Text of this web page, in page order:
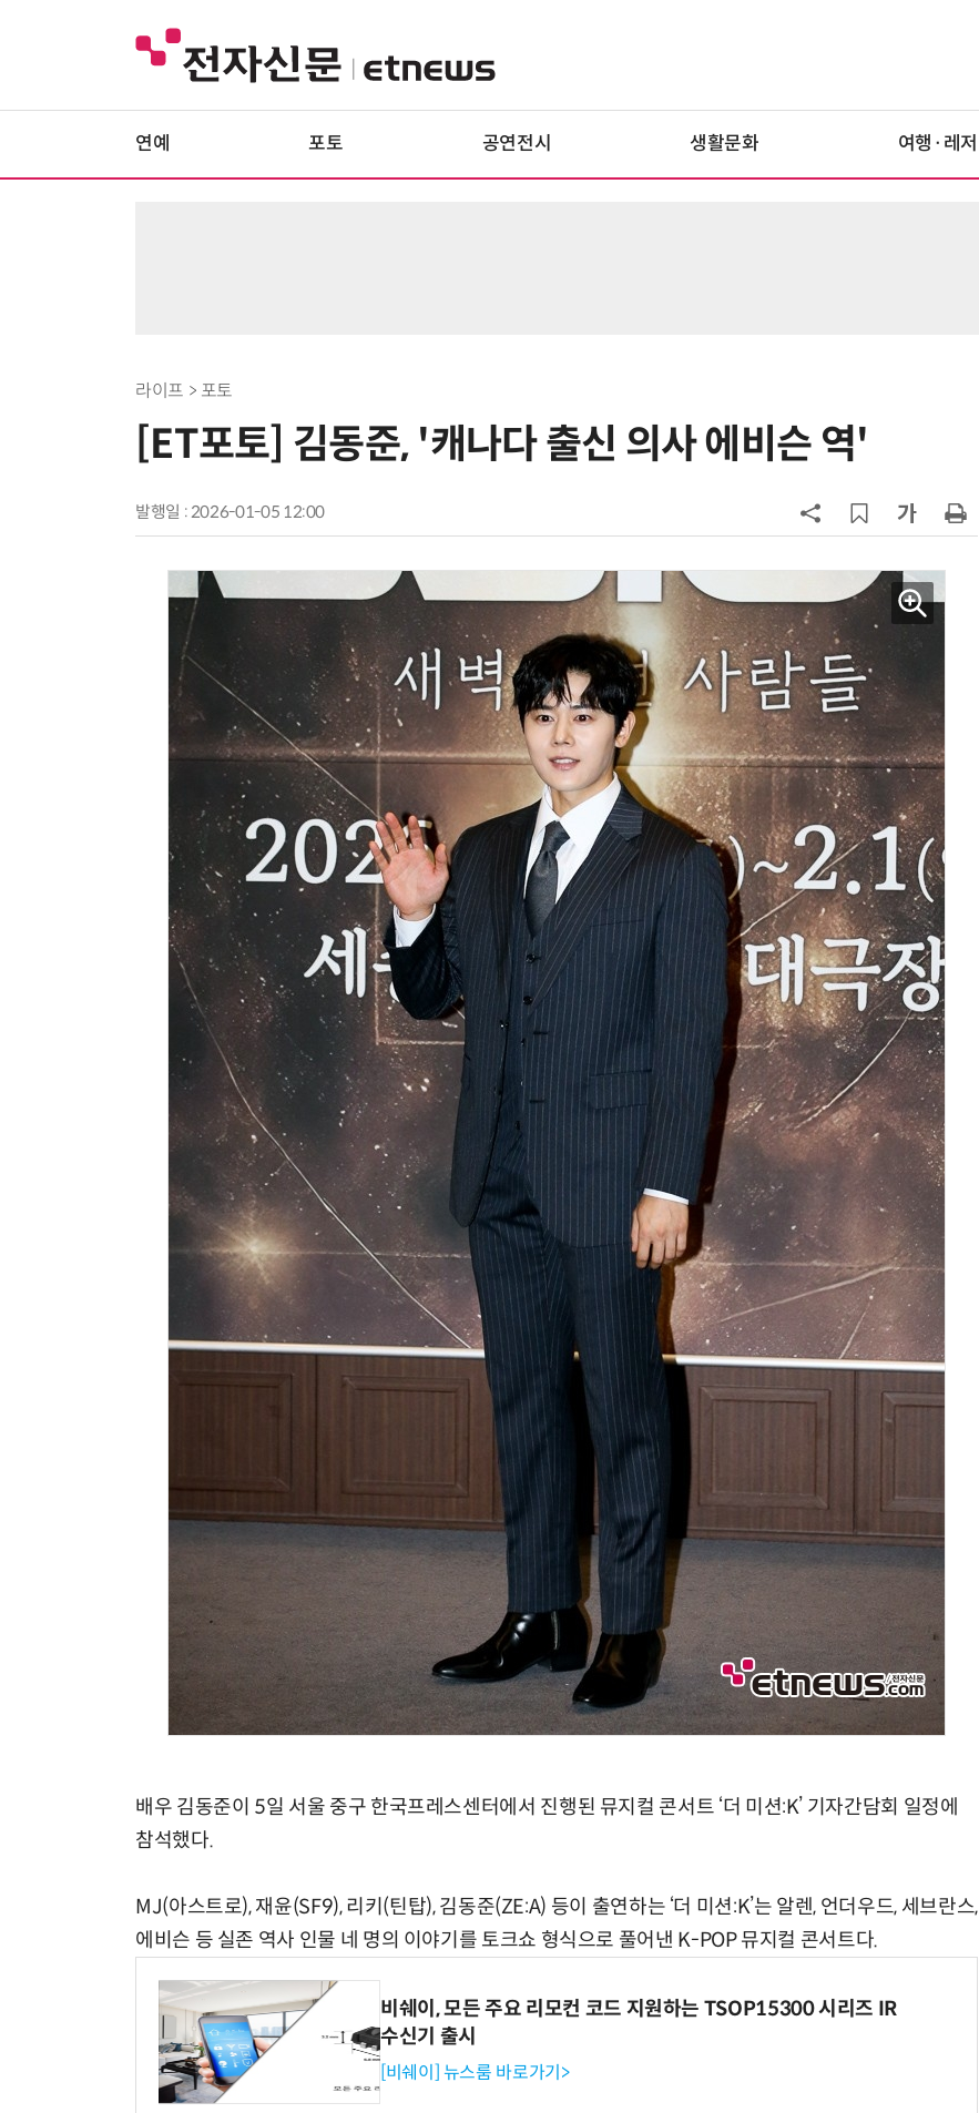
연예 포토 공연전시 생활문화 여행·레저
라이프 > 포토
[ET포토] 김동준, '캐나다 출신 의사 에비슨 역'
발행일 : 2026-01-05 12:00
배우 김동준이 5일 서울 중구 한국프레스센터에서 진행된 뮤지컬 콘서트 ‘더 미션:K’ 기자간담회 일정에
참석했다.
MJ(아스트로), 재윤(SF9), 리키(틴탑), 김동준(ZE:A) 등이 출연하는 ‘더 미션:K’는 알렌, 언더우드, 세브란스,
에비슨 등 실존 역사 인물 네 명의 이야기를 토크쇼 형식으로 풀어낸 K-POP 뮤지컬 콘서트다.
비쉐이, 모든 주요 리모컨 코드 지원하는 TSOP15300 시리즈 IR
수신기 출시
[비쉐이] 뉴스룸 바로가기>